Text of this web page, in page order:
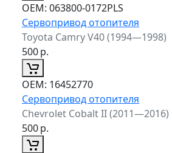
ОЕМ: 063800-0172PLS
Сервопривод отопителя
Toyota Camry V40 (1994—1998)
500р.
ОЕМ: 16452770
Сервопривод отопителя
Chevrolet Cobalt II (2011—2016)
500р.